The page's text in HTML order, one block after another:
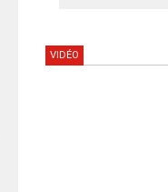
VIDÉO